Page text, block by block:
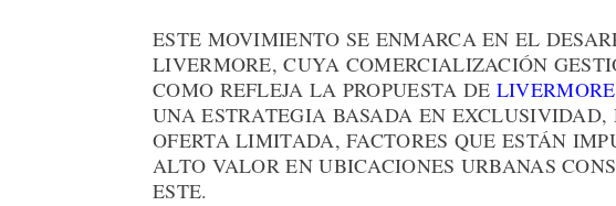
ESTE MOVIMIENTO SE ENMARCA EN EL
LIVERMORE, CUYA COMERCIALIZACIÓN
COMO REFLEJA LA PROPUESTA DE LIVERMORE
UNA ESTRATEGIA BASADA EN
OFERTA LIMITADA, FACTORES QUE ESTÁN
ALTO VALOR EN UBICACIONES URBANAS
ESTE.